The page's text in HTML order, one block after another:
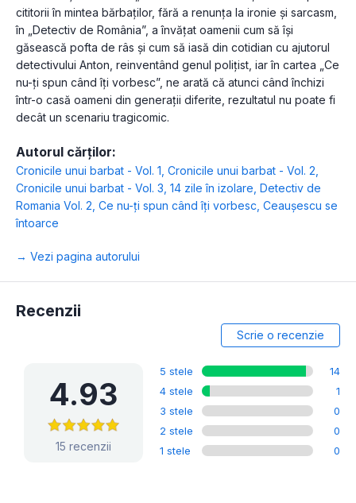
cititorii în mintea bărbaților, fără a renunța la ironie și sarcasm,
în „Detectiv de România”, a învățat oamenii cum să își
găsească pofta de râs și cum să iasă din cotidian cu ajutorul
detectivului Anton, reinventând genul polițist, iar în cartea „Ce
nu-ți spun când îți vorbesc”, ne arată că atunci când închizi
într-o casă oameni din generații diferite, rezultatul nu poate fi
decât un scenariu tragicomic.
Autorul cărților:
Cronicile unui barbat - Vol. 1 Cronicile unui barbat - Vol. 2
Cronicile unui barbat - Vol. 3 14 zile în izolare Detectiv de
Romania Vol. 2 Ce nu-ți spun când îți vorbesc Ceaușescu se
întoarce
→ Vezi pagina autorului
Recenzii
Scrie o recenzie
4.93
15 recenzii
5 stele
14
4 stele
1
3 stele
0
2 stele
0
1 stele
0